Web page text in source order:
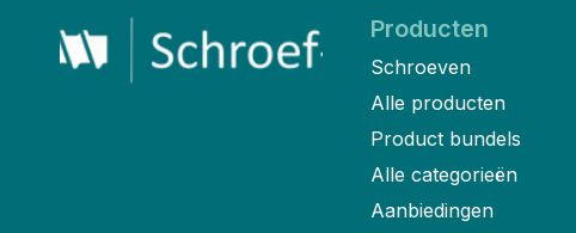
Producten
Schroeven
Alle producten
Product bundels
Alle categorieën
Aanbiedingen